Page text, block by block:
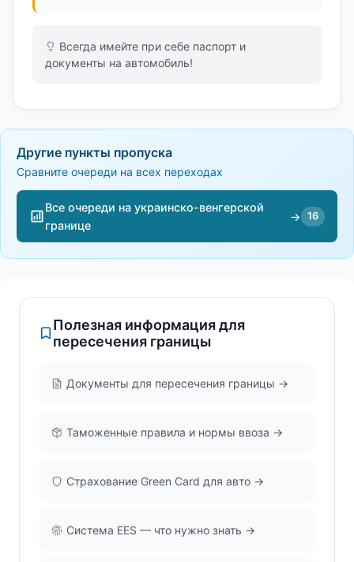
Всегда имейте при себе паспорт и
документы на автомобиль!
Другие пункты пропуска
Сравните очереди на всех переходах
Все очереди на украинско-венгерской
границе
→ 16
Полезная информация для
пересечения границы
Документы для пересечения границы →
Таможенные правила и нормы ввоза →
Страхование Green Card для авто →
Система EES — что нужно знать →